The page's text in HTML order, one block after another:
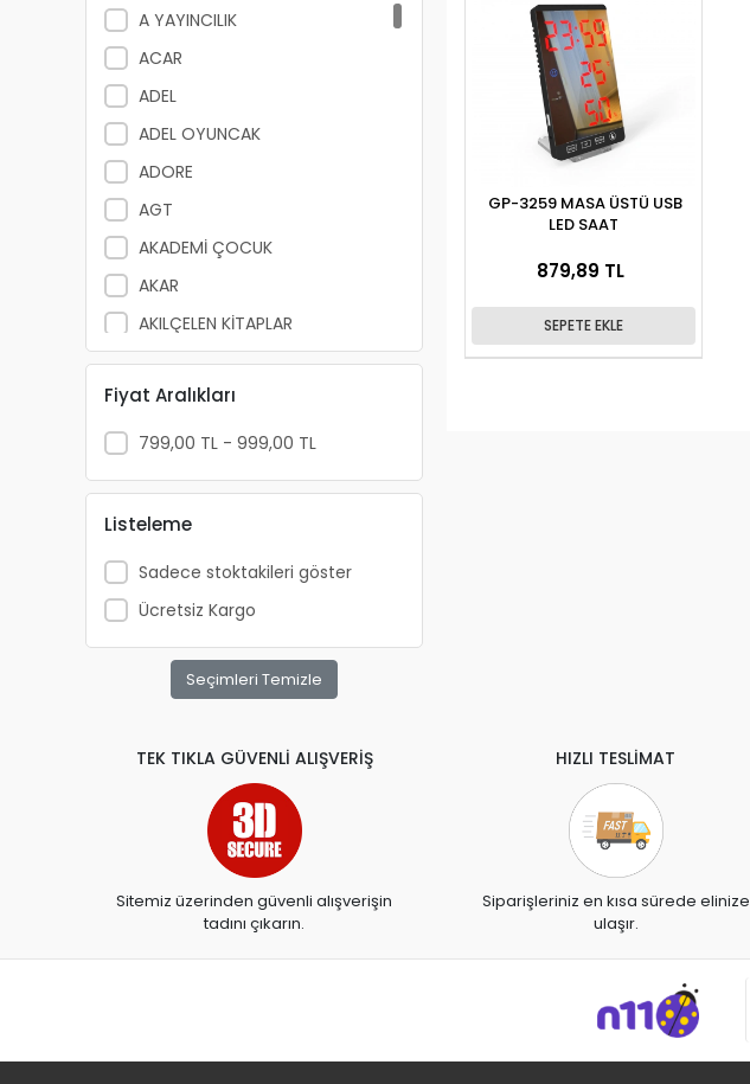
A YAYINCILIK
ACAR
ADEL
ADEL OYUNCAK
ADORE
AGT
AKADEMİ ÇOCUK
AKAR
AKILÇELEN KİTAPLAR
ALEMDAR
ALEX SCHOELLER
ALFA YAYINLARI
ALPİNO
ALTIN KİTAP
ARKADAŞ YAYINCILIK
ARTDECO
ARTEMİS YAYINLARI
ASYA OYUNCAK
BALONEVİ
BAYINDIR
BEAR&DEAR
Fiyat Aralıkları
799,00 TL - 999,00 TL
Listeleme
Sadece stoktakileri göster
Ücretsiz Kargo
Seçimleri Temizle
GP-3259 MASA ÜSTÜ USB
LED SAAT
879,89 TL
SEPETE EKLE
TEK TIKLA GÜVENLİ ALIŞVERİŞ
Sitemiz üzerinden güvenli alışverişin
tadını çıkarın.
HIZLI TESLİMAT
Siparişleriniz en kısa sürede elinize
ulaşır.